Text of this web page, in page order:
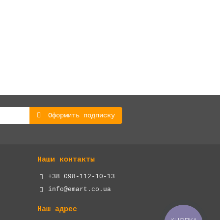
Оформить подписку
Наши контакты
+38 098-112-10-13
info@emart.co.ua
Наш адрес